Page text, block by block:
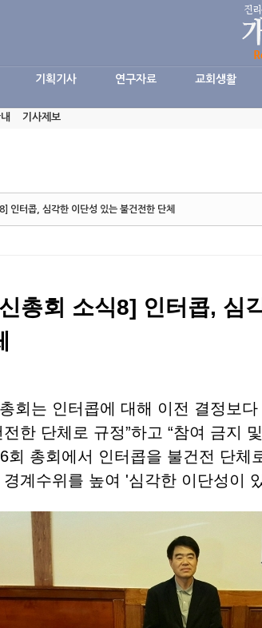
기획기사 연구자료 교회생활
기사제보
인터콥, 심각한 이단성 있는 불건전한 단체
총회 소식8] 인터콥, 심
회는 인터콥에 대해 이전 결정보다
한 단체로 규정”하고 “참여 금지
회 총회에서 인터콥을 불건전 단체
계수위를 높여 '심각한 이단성이
5